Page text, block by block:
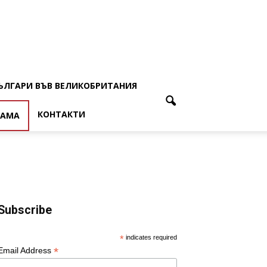
ВЪВ ВЕЛИКОБРИТАНИЯ
КОНТАКТИ
* indicates required
Address *